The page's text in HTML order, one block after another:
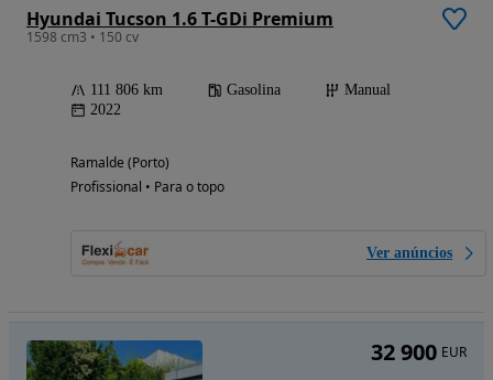
Hyundai Tucson 1.6 T-GDi Premium
1598 cm3 • 150 cv
111 806 km Gasolina
Manual
2022
Ramalde (Porto)
Profissional • Para o topo
Ver anúncios
32 900 EUR